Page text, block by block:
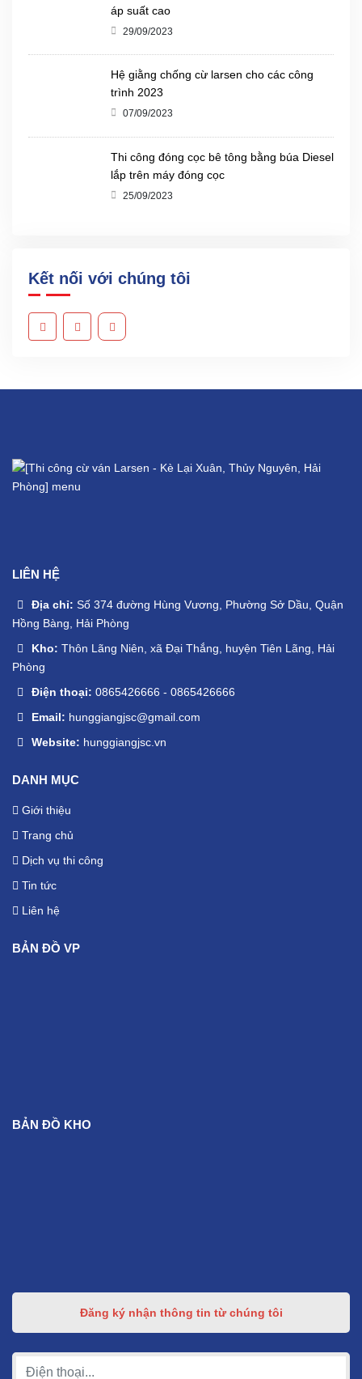
áp suất cao
29/09/2023
Hệ giằng chống cừ larsen cho các công
trình 2023
07/09/2023
Thi công đóng cọc bê tông bằng búa Diesel
lắp trên máy đóng cọc
25/09/2023
Kết nối với chúng tôi
LIÊN HỆ
Địa chỉ: Số 374 đường Hùng Vương, Phường Sở Dầu, Quận
Hồng Bàng, Hải Phòng
Kho: Thôn Lãng Niên, xã Đại Thắng, huyện Tiên Lãng, Hải
Phòng
Điện thoại: 0865426666 - 0865426666
Email: hunggiangjsc@gmail.com
Website: hunggiangjsc.vn
DANH MỤC
Giới thiệu
Trang chủ
Dịch vụ thi công
Tin tức
Liên hệ
BẢN ĐỒ VP
BẢN ĐỒ KHO
Đăng ký nhận thông tin từ chúng tôi